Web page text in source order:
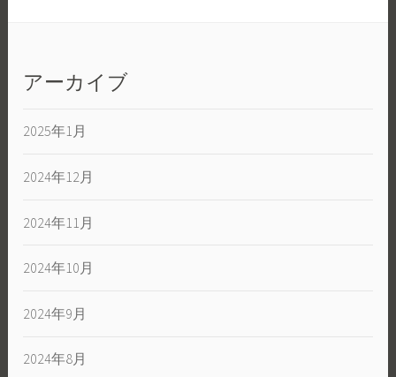
アーカイブ
2025年1月
2024年12月
2024年11月
2024年10月
2024年9月
2024年8月